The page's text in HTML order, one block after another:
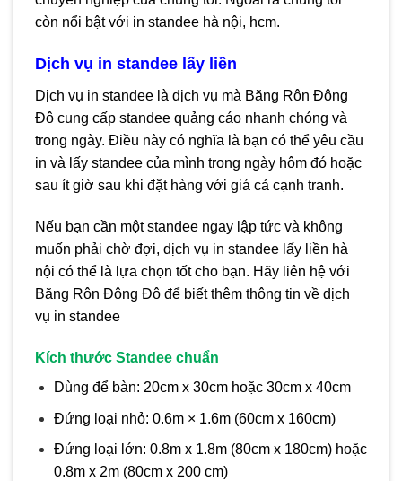
còn nổi bật với in standee hà nội, hcm.
Dịch vụ in standee lấy liền
Dịch vụ in standee là dịch vụ mà Băng Rôn Đông
Đô cung cấp standee quảng cáo nhanh chóng và
trong ngày. Điều này có nghĩa là bạn có thể yêu cầu
in và lấy standee của mình trong ngày hôm đó hoặc
sau ít giờ sau khi đặt hàng với giá cả cạnh tranh.
Nếu bạn cần một standee ngay lập tức và không
muốn phải chờ đợi, dịch vụ in standee lấy liền hà
nội có thể là lựa chọn tốt cho bạn. Hãy liên hệ với
Băng Rôn Đông Đô để biết thêm thông tin về dịch
vụ in standee
Kích thước Standee chuẩn
Dùng để bàn: 20cm x 30cm hoặc 30cm x 40cm
Đứng loại nhỏ: 0.6m × 1.6m (60cm x 160cm)
Đứng loại lớn: 0.8m x 1.8m (80cm x 180cm) hoặc
0.8m x 2m (80cm x 200 cm)